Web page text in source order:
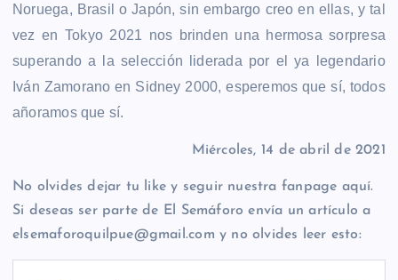
Noruega, Brasil o Japón, sin embargo creo en ellas, y tal
vez en Tokyo 2021 nos brinden una hermosa sorpresa
superando a la selección liderada por el ya legendario
Iván Zamorano en Sidney 2000, esperemos que sí, todos
añoramos que sí.
Miércoles, 14 de abril de 2021
No olvides dejar tu like y seguir nuestra fanpage aquí.
Si deseas ser parte de El Semáforo envía un artículo a
elsemaforoquilpue@gmail.com y no olvides leer esto: